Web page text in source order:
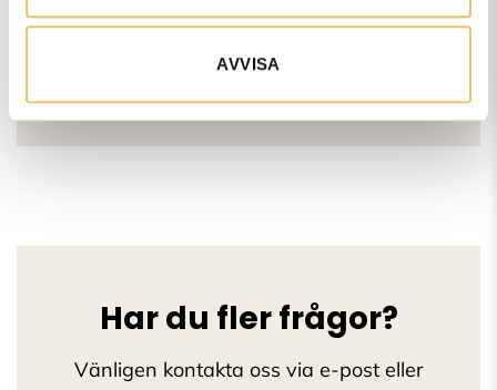
AVVISA
Är löptikar välkomna på era
kurser?
Har du fler frågor?
Vänligen kontakta oss via e-post eller